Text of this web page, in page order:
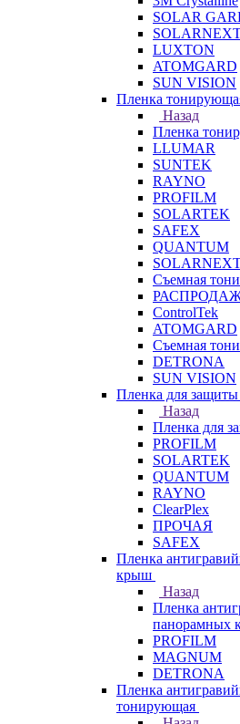
SOLAR
LUXTON
ATOMGARD
SUN VISION
Пленка
Назад
Пленка
LLUMAR
SUNTEK
RAYNO
PROFILM
SOLARTEK
SAFEX
QUANTUM
Съемная
ControlTek
ATOMGARD
Съемная
DETRONA
SUN VISION
Пленка для защиты
Назад
Пленка для
PROFILM
SOLARTEK
QUANTUM
RAYNO
ClearPlex
ПРОЧАЯ
SAFEX
Пленка
крыш
Назад
Пленка
панорамных
PROFILM
MAGNUM
DETRONA
Пленка
тонирующая